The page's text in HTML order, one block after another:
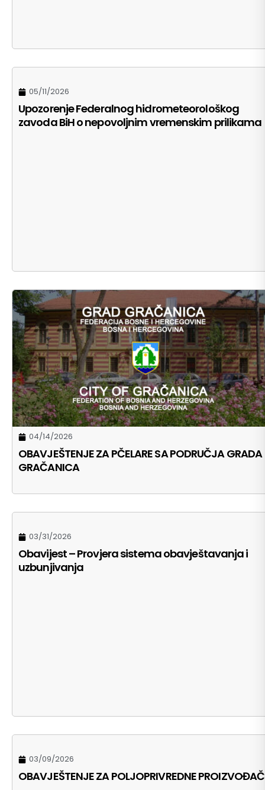
05/11/2026
Upozorenje Federalnog hidrometeorološkog
zavoda BiH o nepovoljnim vremenskim prilikama
04/14/2026
OBAVJEŠTENJE ZA PČELARE SA PODRUČJA GRADA
GRAČANICA
03/31/2026
Obavijest – Provjera sistema obavještavanja i
uzbunjivanja
03/09/2026
OBAVJEŠTENJE ZA POLJOPRIVREDNE